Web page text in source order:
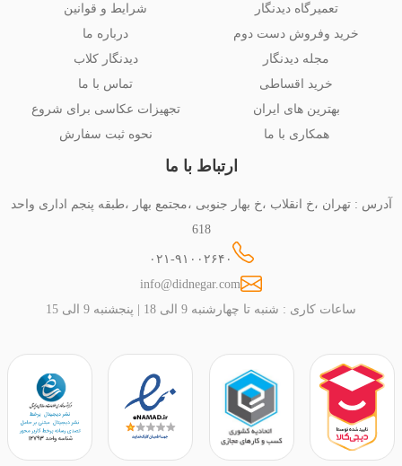
تعمیرگاه دیدنگار
خرید وفروش دست دوم
مجله دیدنگار
خرید اقساطی
بهترین های ایران
همکاری با ما
شرایط و قوانین
درباره ما
دیدنگار کلاب
تماس با ما
تجهیزات عکاسی برای شروع
نحوه ثبت سفارش
ارتباط با ما
آدرس : تهران ،خ انقلاب ،خ بهار جنوبی ،مجتمع بهار ،طبقه پنجم اداری واحد
618
۰۲۱-۹۱۰۰۲۶۴۰
info@didnegar.com
ساعات کاری : شنبه تا چهارشنبه 9 الی 18 | پنجشنبه 9 الی 15